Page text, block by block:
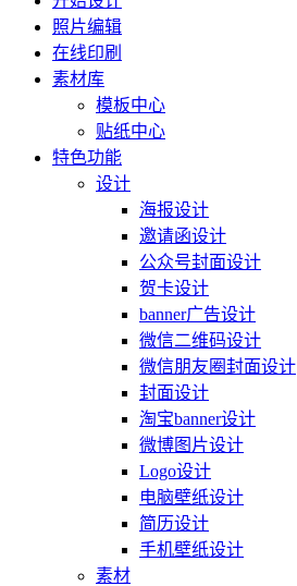
照片编辑
在线印刷
素材库
模板中心
贴纸中心
特色功能
设计
海报设计
邀请函设计
公众号封面设计
贺卡设计
banner广告设计
微信二维码设计
微信朋友圈封面设计
封面设计
淘宝banner设计
微博图片设计
Logo设计
电脑壁纸设计
简历设计
手机壁纸设计
素材